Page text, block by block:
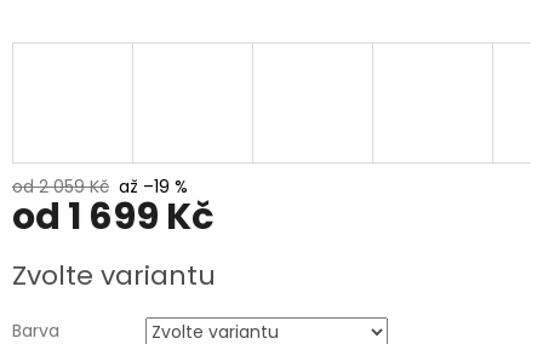
od 2 059 Kč až –19 %
od 1 699 Kč
cena:
Zvolte variantu
Barva